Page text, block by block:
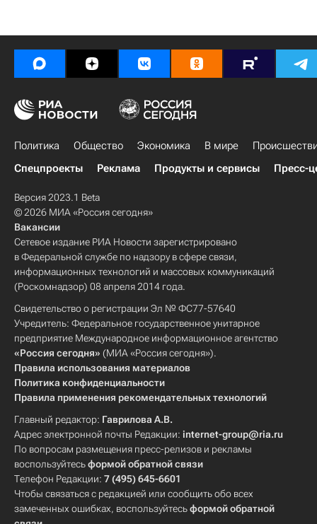
Политика Общество Экономика В мире
Спецпроекты
Реклама Продукты и сервисы Пресс-
Версия 2023.1 Beta
© 2026 МИА «Россия сегодня»
Вакансии
Сетевое издание РИА Новости зарегистрировано
в Федеральной службе по надзору в сфере связи,
информационных технологий и массовых коммуникаций
(Роскомнадзор) 08 апреля 2014 года.
Свидетельство о регистрации Эл № ФС77-57640
Учредитель: Федеральное государственное унитарное
предприятие Международное информационное агентство
«Россия сегодня» (МИА «Россия сегодня»).
Правила использования материалов
Политика конфиденциальности
Правила применения рекомендательных технологий
Главный редактор: Гаврилова А.В.
Адрес электронной почты Редакции: internet-group@ria.ru
По вопросам размещения пресс-релизов и рекламы
воспользуйтесьформой обратной связи
Телефон Редакции: 7 (495) 645-6601
Чтобы связаться с редакцией или сообщить обо всех
замеченных ошибках, воспользуйтесьформой обратной